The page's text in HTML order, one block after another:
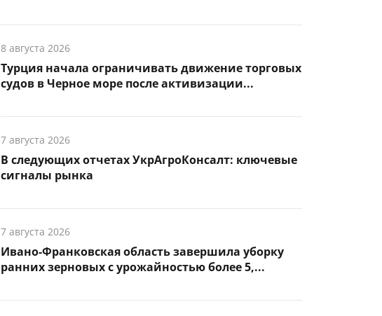
8 августа 2026
Турция начала ограничивать движение торговых
судов в Черное море после активизации...
7 августа 2026
В следующих отчетах УкрАгроКонсалт: ключевые
сигналы рынка
7 августа 2026
Ивано-Франковская область завершила уборку
ранних зерновых с урожайностью более 5,...